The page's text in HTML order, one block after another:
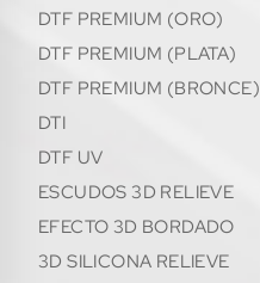
DTF PREMIUM (ORO)
DTF PREMIUM (PLATA)
DTF PREMIUM (BRONCE)
DTI
DTF UV
ESCUDOS 3D RELIEVE
EFECTO 3D BORDADO
3D SILICONA RELIEVE